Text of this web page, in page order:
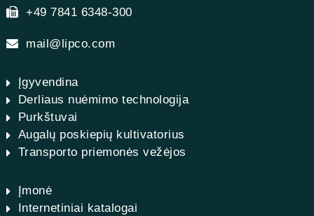
+49 7841 6348-300
mail@lipco.com
Įgyvendina
Derliaus nuėmimo technologija
Purkštuvai
Augalų poskiepių kultivatorius
Transporto priemonės vežėjos
Įmonė
Internetiniai katalogai